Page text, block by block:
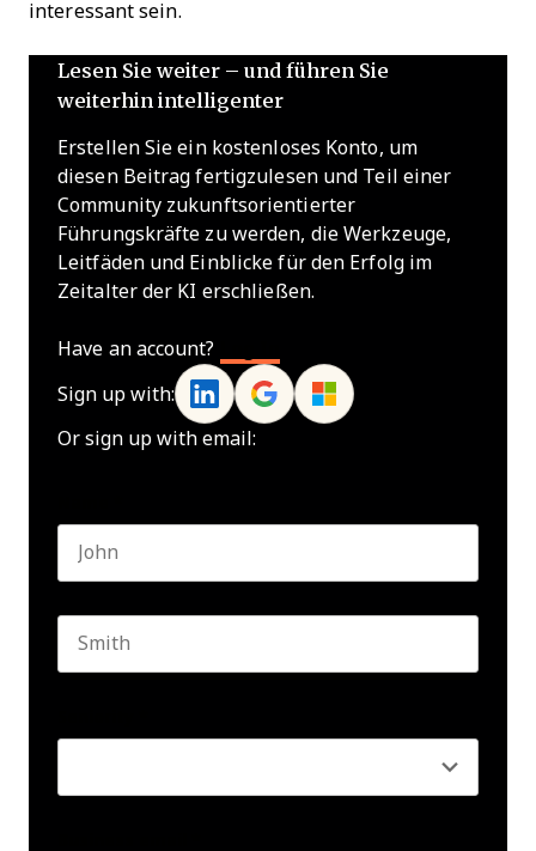
interessant sein.
Lesen Sie weiter – und führen Sie
weiterhin intelligenter
Erstellen Sie ein kostenloses Konto, um
diesen Beitrag fertigzulesen und Teil einer
Community zukunftsorientierter
Führungskräfte zu werden, die Werkzeuge,
Leitfäden und Einblicke für den Erfolg im
Zeitalter der KI erschließen.
Have an account?
Sign up with:
Or sign up with email: